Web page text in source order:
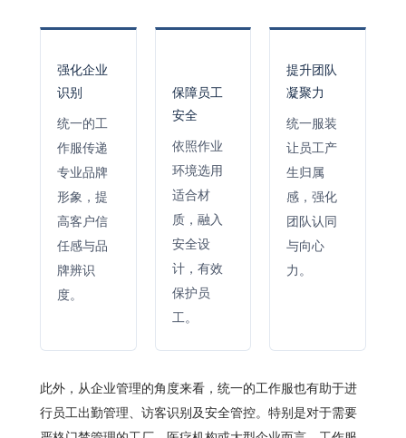
强化企业
识别
统一的工
作服传递
专业品牌
形象，提
高客户信
任感与品
牌辨识
度。
保障员工
安全
依照作业
环境选用
适合材
质，融入
安全设
计，有效
保护员
工。
提升团队
凝聚力
统一服装
让员工产
生归属
感，强化
团队认同
与向心
力。
此外，从企业管理的角度来看，统一的工作服也有助于进
行员工出勤管理、访客识别及安全管控。特别是对于需要